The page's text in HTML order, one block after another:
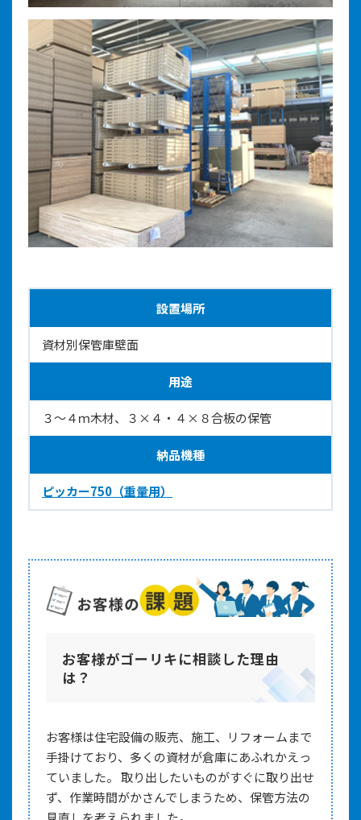
設置場所
資材別保管庫壁面
用途
３～４ｍ木材、３×４・４×８合板の保管
納品機種
ピッカー750（重量用）
お客様がゴーリキに相談した理由
は？
お客様は住宅設備の販売、施工、リフォームまで
手掛けており、多くの資材が倉庫にあふれかえっ
ていました。 取り出したいものがすぐに取り出せ
ず、作業時間がかさんでしまうため、保管方法の